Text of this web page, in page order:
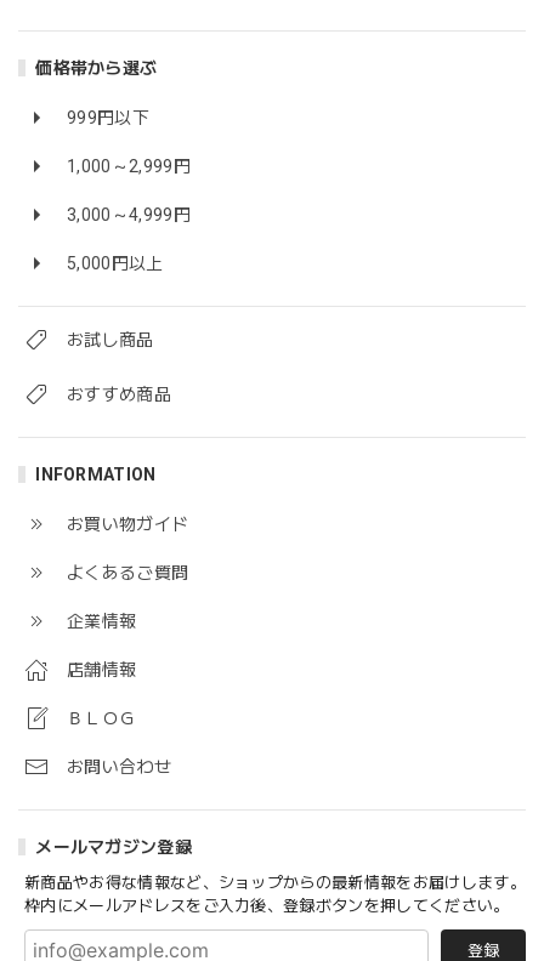
価格帯から選ぶ
999円以下
1,000～2,999円
3,000～4,999円
5,000円以上
お試し商品
おすすめ商品
INFORMATION
お買い物ガイド
よくあるご質問
企業情報
店舗情報
ＢＬＯＧ
お問い合わせ
メールマガジン登録
新商品やお得な情報など、ショップからの最新情報をお届けします。
枠内にメールアドレスをご入力後、登録ボタンを押してください。
登録